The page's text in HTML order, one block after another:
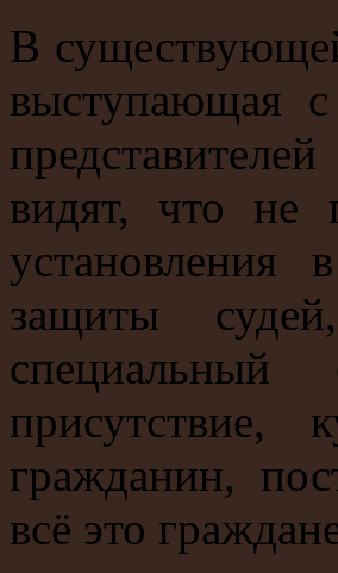
В
выступающая
видят, что не
установления
защиты
гражданин,
всё это